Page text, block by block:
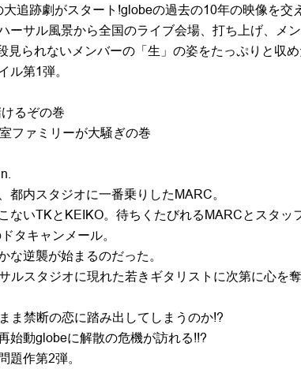
追跡劇がスタート!globeの過去の10年の映像を交
ーサル風景から全国のライブ会場、打ち上げ、メ
見られないメンバーの「生」の姿をたっぷりと収
ル第1弾。
るぞの巻
ファミリーが大騒ぎの巻
都内スタジオに一番乗りしたMARC。
ないTKとKEIKO。待ちくたびれるMARCとスタッ
タキャンメール。
な逆襲が始まるのだった。
ルスタジオに現れた若きギタリストに次第に心を
ま禁断の恋に踏み出してしまうのか!?
始動globeに解散の危機が訪れる!!?
題作第2弾。